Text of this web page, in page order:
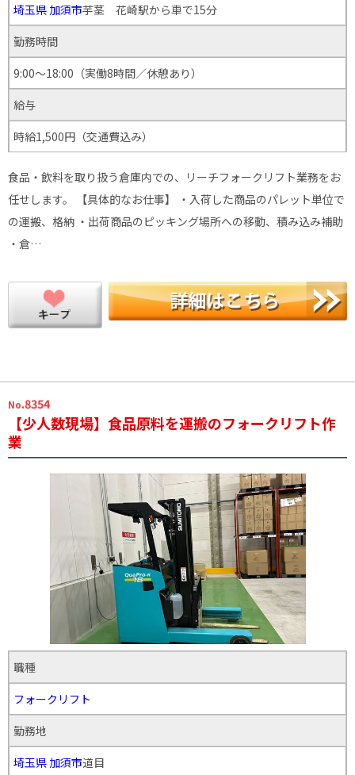
埼玉県 加須市芋茎 花崎駅から車で15分
勤務時間
9:00〜18:00（実働8時間／休憩あり）
給与
時給1,500円（交通費込み）
食品・飲料を取り扱う倉庫内での、リーチフォークリフト業務をお
任せします。 【具体的なお仕事】 ・入荷した商品のパレット単位で
の運搬、格納 ・出荷商品のピッキング場所への移動、積み込み補助
・倉…
No.8354
【少人数現場】食品原料を運搬のフォークリフト作
業
職種
フォークリフト
勤務地
埼玉県 加須市道目